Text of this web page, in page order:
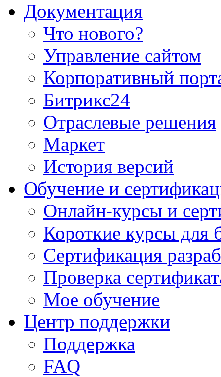
Документация
Что нового?
Управление сайтом
Корпоративный
Битрикс24
Отраслевые решения
Маркет
История версий
Обучение и
Онлайн-курсы и
Короткие курсы для
Сертификация
Проверка
Мое обучение
Центр поддержки
Поддержка
FAQ